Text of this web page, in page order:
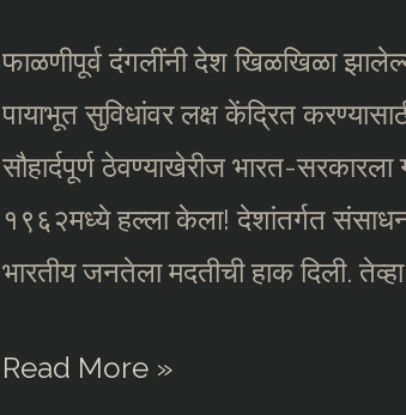
फाळणीपूर्व दंगलींनी देश खिळखिळा
पायाभूत सुविधांवर लक्ष केंद्रित
सौहार्दपूर्ण ठेवण्याखेरीज भारत-
१९६२मध्ये हल्ला केला! देशांतर्गत
भारतीय जनतेला मदतीची हाक दिली.
हे
Read More »